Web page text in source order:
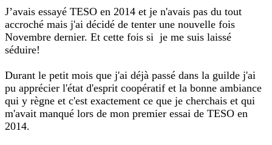
J’avais essayé TESO en 2014 et je n'avais pas du tout
accroché mais j'ai décidé de tenter une nouvelle fois
Novembre dernier. Et cette fois si je me suis laissé
séduire!
Durant le petit mois que j'ai déjà passé dans la guilde j'ai
pu apprécier l'état d'esprit coopératif et la bonne ambiance
qui y règne et c'est exactement ce que je cherchais et qui
m'avait manqué lors de mon premier essai de TESO en
2014.